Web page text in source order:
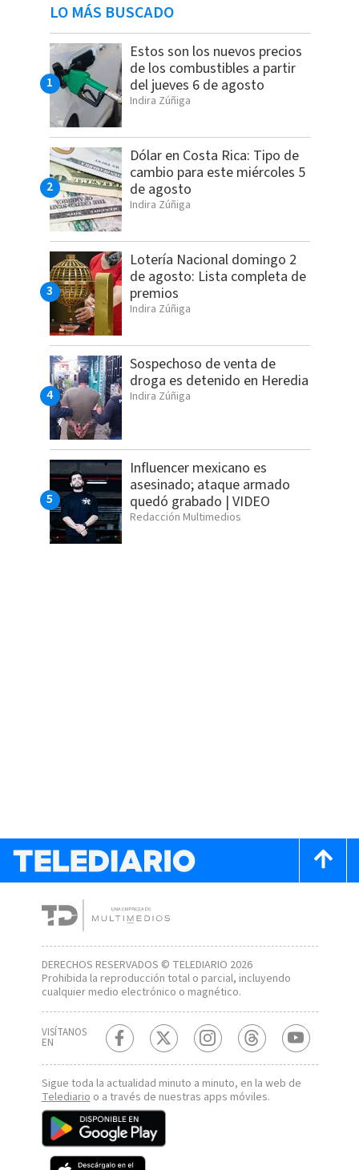
LO MÁS BUSCADO
Estos son los nuevos precios
de los combustibles a partir
del jueves 6 de agosto
Indira Zúñiga
Dólar en Costa Rica: Tipo de
cambio para este miércoles 5
de agosto
Indira Zúñiga
Lotería Nacional domingo 2
de agosto: Lista completa de
premios
Indira Zúñiga
Sospechoso de venta de
droga es detenido en Heredia
Indira Zúñiga
Influencer mexicano es
asesinado; ataque armado
quedó grabado | VIDEO
Redacción Multimedios
DERECHOS RESERVADOS © TELEDIARIO 2026
Prohibida la reproducción total o parcial, incluyendo
cualquier medio electrónico o magnético.
VISÍTANOS
EN
Sigue toda la actualidad minuto a minuto, en la web de
Telediario o a través de nuestras apps móviles.